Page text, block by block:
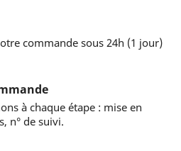
commande sous 24h (1 jour)
à chaque étape : mise en
n° de suivi.